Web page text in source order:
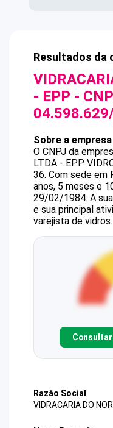
Resultados da
- EPP -
Sobre a empresa
O CNPJ da
LTDA - EPP
36. Com sede em
anos, 5 meses e
29/02/1984. A
e sua principal
varejista de vidros.
Razão Social
VIDRACARIA DO